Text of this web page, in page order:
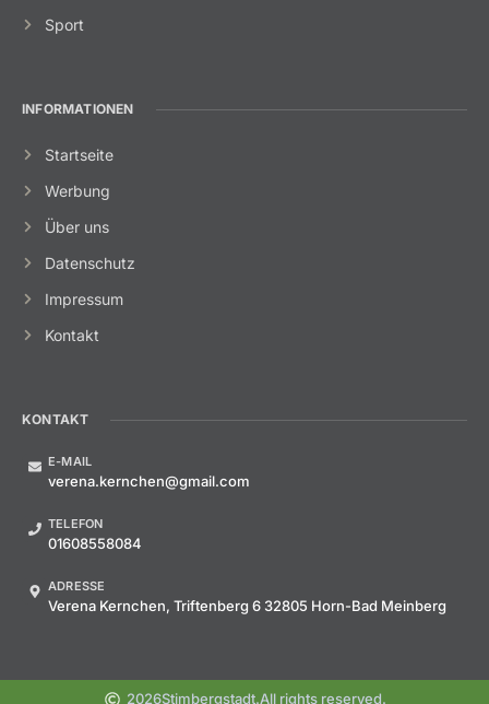
Sport
INFORMATIONEN
Startseite
Werbung
Über uns
Datenschutz
Impressum
Kontakt
KONTAKT
E-MAIL
verena.kernchen@gmail.com
TELEFON
01608558084
ADRESSE
Verena Kernchen, Triftenberg 6 32805 Horn-Bad Meinberg
2026Stimbergstadt.All rights reserved.